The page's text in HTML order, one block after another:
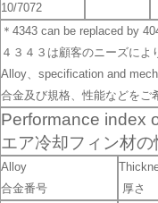
10/7072
＊4343 can be replaced by
４３４３は顧客のニーズに
Alloy、specification and
合金及び規格、性能などをご
Performance index
エア冷却フィン材
Alloy
合金番号
厚さ